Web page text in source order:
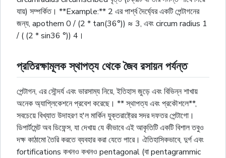
যায়) সম্পর্কিত। **Example:** 2 এর পার্শ্ব দৈর্ঘ্যের একটি পেন্টাগনের
জন্য, apothem 0 / (2 * tan(36°)) ≈ 3, এবং circum radius 1
/ ( (2 * sin36 °)) 4।
প্রতিরক্ষামূলক স্থাপত্য থেকে জৈব রসায়ন পর্যন্ত
পেন্টাগন, এর সৌন্দর্য এবং ভারসাম্য নিয়ে, ইতিহাস জুড়ে এবং বিভিন্ন শাখায়
অনেক অ্যাপ্লিকেশনে প্রবেশ করেছে। ** স্থাপত্য এবং প্রকৌশলে**,
সবচেয়ে বিখ্যাত উদাহরণ হ'ল মার্কিন যুক্তরাষ্ট্রের সদর দফতর পেন্টাগো।
ডিপার্টমেন্ট অব ডিফেন্স, যা দেখায় যে কীভাবে এই আকৃতিটি একটি বিশাল তবুও
দক্ষ কাঠামো তৈরি করতে ব্যবহার করা যেতে পারে। ঐতিহাসিকভাবে, দুর্গ এবং
fortifications কখনও কখনও pentagonal (বা pentagrammic